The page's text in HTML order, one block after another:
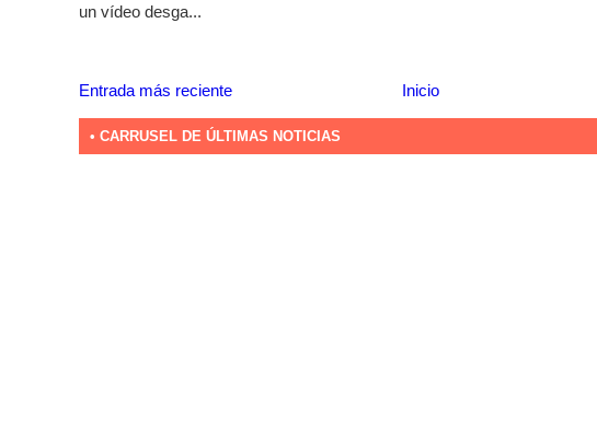
un vídeo desga...
Entrada más reciente Inicio
• CARRUSEL DE ÚLTIMAS NOTICIAS